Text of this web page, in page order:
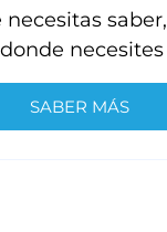
necesitas saber,
necesites
SABER MÁS